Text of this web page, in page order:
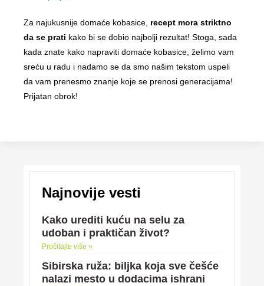
Za najukusnije domaće kobasice, recept mora striktno
da se prati kako bi se dobio najbolji rezultat! Stoga, sada
kada znate kako napraviti domaće kobasice, želimo vam
sreću u radu i nadamo se da smo našim tekstom uspeli
da vam prenesmo znanje koje se prenosi generacijama!
Prijatan obrok!
Najnovije vesti
Kako urediti kuću na selu za
udoban i praktičan život?
Pročitajte više »
Sibirska ruža: biljka koja sve češće
nalazi mesto u dodacima ishrani